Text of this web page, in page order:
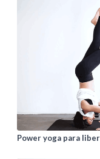
Power yoga para